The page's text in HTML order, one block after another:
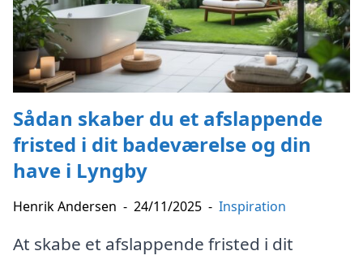
Sådan skaber du et afslappende
fristed i dit badeværelse og din
have i Lyngby
Henrik Andersen - 24/11/2025 - Inspiration
At skabe et afslappende fristed i dit